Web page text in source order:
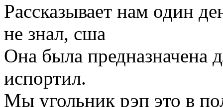
Рассказывает нам один
не знал, сша
Она была предназначена
испортил.
Мы угольник рэп это в